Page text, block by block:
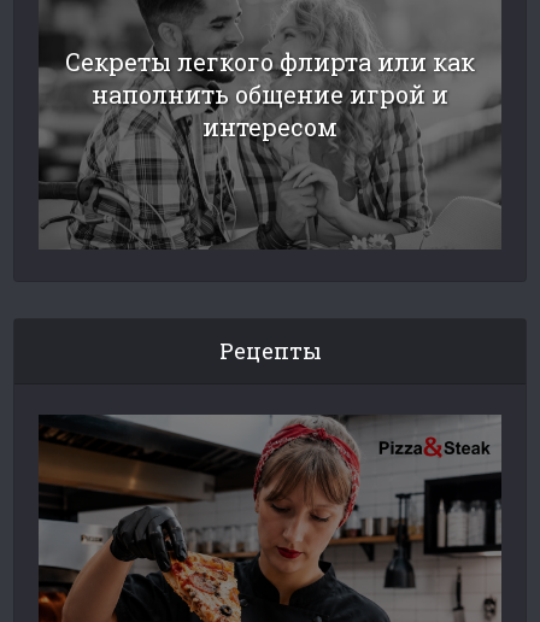
Секреты легкого флирта или как
наполнить общение игрой и
интересом
Рецепты